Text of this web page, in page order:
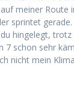
meiner Route
sprintet gerade.
hingelegt,
7 schon sehr
nicht mein